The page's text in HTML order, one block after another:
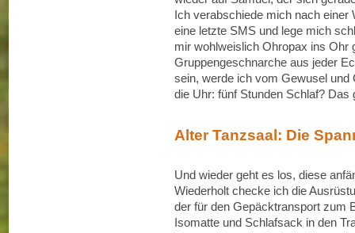
Ich verabschiede mich nach einer
eine letzte SMS und lege mich
mir wohlweislich Ohropax ins
Gruppengeschnarche aus jeder
sein, werde ich vom Gewusel
die Uhr: fünf Stunden Schlaf? Das
Alter Tanzsaal: Die
Und wieder geht es los, diese
Wiederholt checke ich die
der für den Gepäcktransport zum
Isomatte und Schlafsack in den